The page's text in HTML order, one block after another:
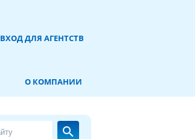
ВХОД ДЛЯ АГЕНТСТВ
О КОМПАНИИ
search